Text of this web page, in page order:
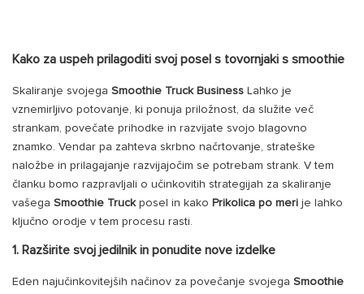
Kako za uspeh prilagoditi svoj posel s tovornjaki s smoothie
Skaliranje svojega Smoothie Truck Business Lahko je
vznemirljivo potovanje, ki ponuja priložnost, da služite več
strankam, povečate prihodke in razvijate svojo blagovno
znamko. Vendar pa zahteva skrbno načrtovanje, strateške
naložbe in prilagajanje razvijajočim se potrebam strank. V tem
članku bomo razpravljali o učinkovitih strategijah za skaliranje
vašega Smoothie Truck posel in kako Prikolica po meri je lahko
ključno orodje v tem procesu rasti.
1. Razširite svoj jedilnik in ponudite nove izdelke
Eden najučinkovitejših načinov za povečanje svojega Smoothie